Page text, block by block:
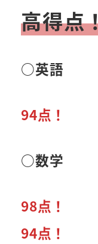
高得点
○英語
94点！
○数学
98点！
94点！